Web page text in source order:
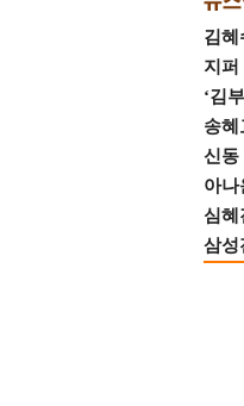
김혜
지
‘김
송
신동
아
심
삼성